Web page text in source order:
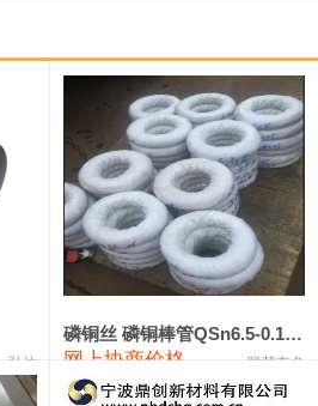
331,000 -10,000
92,000 1,000
88,000 1,000
17,500 0
19,000 100
18,100 100
弘达
磷铜丝 磷铜棒管QSn6.5-0.1 7-0.2 8-0.3
网上协商价格 联荣有色